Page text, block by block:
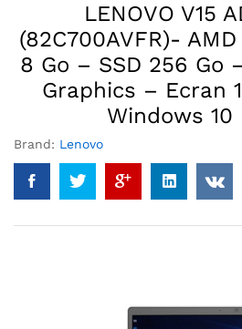
LENOVO V15
(82C700AVFR)-
8 Go – SSD 256 Go
Graphics – Ecran
Windows 10
Brand: Lenovo